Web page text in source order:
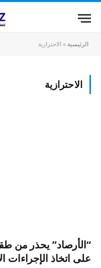
الرئيسية » الاحترازية
الاحترازية
“الأرصاد” يحذر من
على اتخاذ الإجراءات